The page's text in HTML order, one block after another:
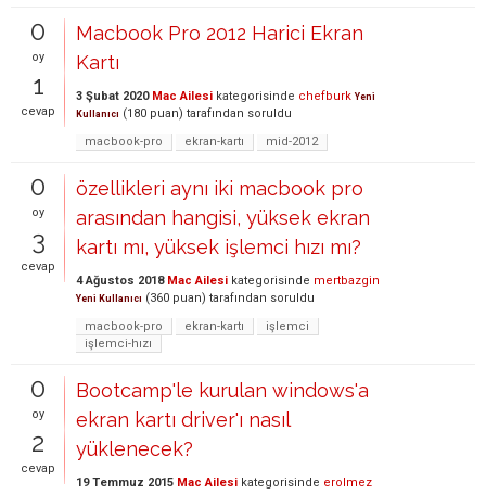
0
oy
1
cevap
Macbook Pro 2012 Harici Ekran
Kartı
3 Şubat 2020 Mac Ailesi kategorisinde chefburk Yeni
Kullanıcı (180 puan) tarafından soruldu
macbook-pro
ekran-kartı mid-2012
0
oy
3
cevap
özellikleri aynı iki macbook pro
arasından hangisi, yüksek ekran
kartı mı, yüksek işlemci hızı mı?
4 Ağustos 2018 Mac Ailesi kategorisinde mertbazgin
Yeni Kullanıcı (360 puan) tarafından soruldu
macbook-pro
ekran-kartı
işlemci
işlemci-hızı
0
oy
2
cevap
Bootcamp'le kurulan windows'a
ekran kartı driver'ı nasıl
yüklenecek?
19 Temmuz 2015 Mac Ailesi kategorisinde erolmez